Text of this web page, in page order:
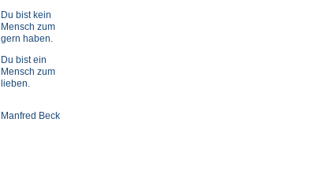
Du bist kein
Mensch zum
gern haben.
Du bist ein
Mensch zum
lieben.
Manfred Beck